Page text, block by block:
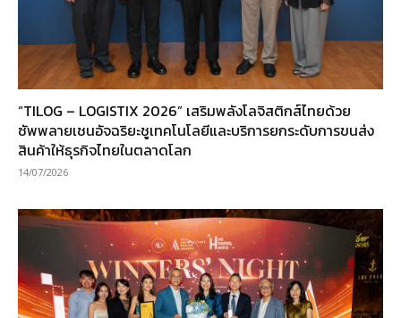
“TILOG – LOGISTIX 2026” เสริมพลังโลจิสติกส์ไทยด้วย
ซัพพลายเชนอัจฉริยะชูเทคโนโลยีและบริการยกระดับการขนส่ง
สินค้าให้ธุรกิจไทยในตลาดโลก
14/07/2026